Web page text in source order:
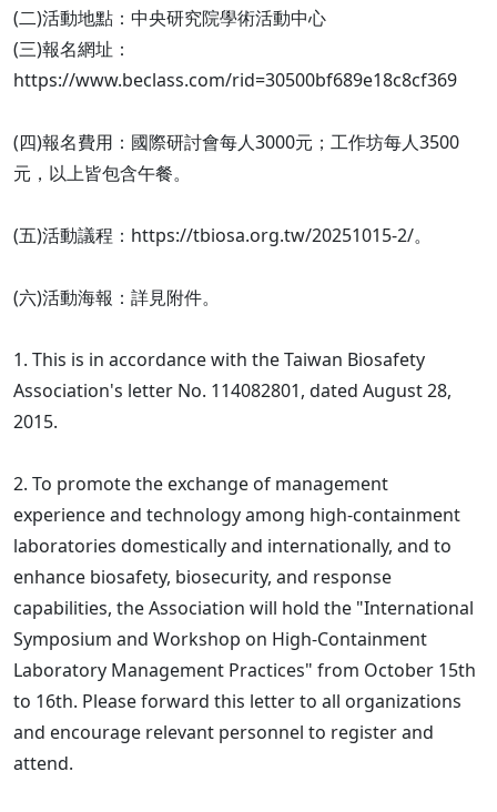
(二)活動地點：中央研究院學術活動中心
(三)報名網址：
https://www.beclass.com/rid=30500bf689e18c8cf369
(四)報名費用：國際研討會每人3000元；工作坊每人3500
元，以上皆包含午餐。
(五)活動議程：https://tbiosa.org.tw/20251015-2/。
(六)活動海報：詳見附件。
1. This is in accordance with the Taiwan Biosafety
Association's letter No. 114082801, dated August 28,
2015.
2. To promote the exchange of management
experience and technology among high-containment
laboratories domestically and internationally, and to
enhance biosafety, biosecurity, and response
capabilities, the Association will hold the "International
Symposium and Workshop on High-Containment
Laboratory Management Practices" from October 15th
to 16th. Please forward this letter to all organizations
and encourage relevant personnel to register and
attend.